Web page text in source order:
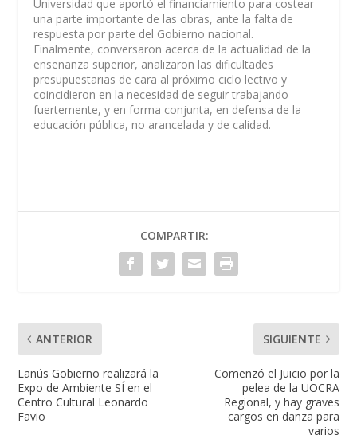
Universidad que aportó el financiamiento para costear
una parte importante de las obras, ante la falta de
respuesta por parte del Gobierno nacional.
Finalmente, conversaron acerca de la actualidad de la
enseñanza superior, analizaron las dificultades
presupuestarias de cara al próximo ciclo lectivo y
coincidieron en la necesidad de seguir trabajando
fuertemente, y en forma conjunta, en defensa de la
educación pública, no arancelada y de calidad.
COMPARTIR:
ANTERIOR
Lanús Gobierno realizará la
Expo de Ambiente SÍ en el
Centro Cultural Leonardo
Favio
SIGUIENTE
Comenzó el Juicio por la
pelea de la UOCRA
Regional, y hay graves
cargos en danza para
varios